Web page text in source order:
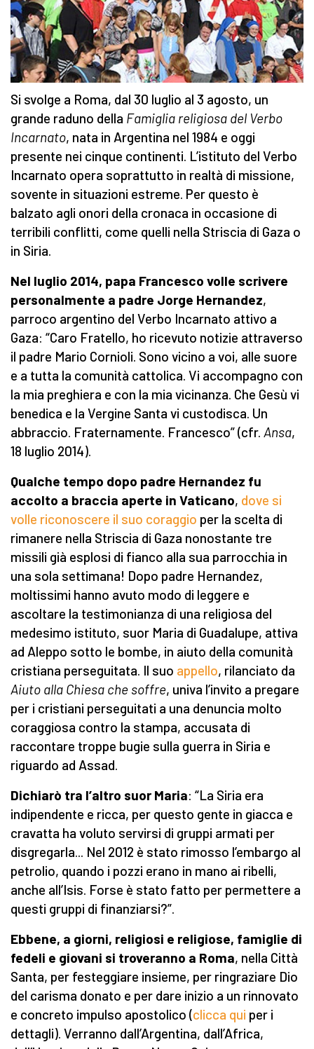
Si svolge a Roma, dal 30 luglio al 3 agosto, un
grande raduno della Famiglia religiosa del Verbo
Incarnato, nata in Argentina nel 1984 e oggi
presente nei cinque continenti. L’istituto del Verbo
Incarnato opera soprattutto in realtà di missione,
sovente in situazioni estreme. Per questo è
balzato agli onori della cronaca in occasione di
terribili conflitti, come quelli nella Striscia di Gaza o
in Siria.
Nel luglio 2014, papa Francesco volle scrivere
personalmente a padre Jorge Hernandez,
parroco argentino del Verbo Incarnato attivo a
Gaza: “Caro Fratello, ho ricevuto notizie attraverso
il padre Mario Cornioli. Sono vicino a voi, alle suore
e a tutta la comunità cattolica. Vi accompagno con
la mia preghiera e con la mia vicinanza. Che Gesù vi
benedica e la Vergine Santa vi custodisca. Un
abbraccio. Fraternamente. Francesco” (cfr. Ansa,
18 luglio 2014).
Qualche tempo dopo padre Hernandez fu
accolto a braccia aperte in Vaticano, dove si
volle riconoscere il suo coraggio per la scelta di
rimanere nella Striscia di Gaza nonostante tre
missili già esplosi di fianco alla sua parrocchia in
una sola settimana! Dopo padre Hernandez,
moltissimi hanno avuto modo di leggere e
ascoltare la testimonianza di una religiosa del
medesimo istituto, suor Maria di Guadalupe, attiva
ad Aleppo sotto le bombe, in aiuto della comunità
cristiana perseguitata. Il suo appello, rilanciato da
Aiuto alla Chiesa che soffre, univa l’invito a pregare
per i cristiani perseguitati a una denuncia molto
coraggiosa contro la stampa, accusata di
raccontare troppe bugie sulla guerra in Siria e
riguardo ad Assad.
Dichiarò tra l’altro suor Maria: “La Siria era
indipendente e ricca, per questo gente in giacca e
cravatta ha voluto servirsi di gruppi armati per
disgregarla... Nel 2012 è stato rimosso l’embargo al
petrolio, quando i pozzi erano in mano ai ribelli,
anche all’Isis. Forse è stato fatto per permettere a
questi gruppi di finanziarsi?”.
Ebbene, a giorni, religiosi e religiose, famiglie di
fedeli e giovani si troveranno a Roma, nella Città
Santa, per festeggiare insieme, per ringraziare Dio
del carisma donato e per dare inizio a un rinnovato
e concreto impulso apostolico (clicca qui per i
dettagli). Verranno dall’Argentina, dall’Africa,